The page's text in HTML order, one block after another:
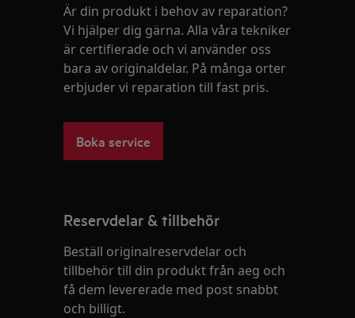
Är din produkt i behov av reparation?
Vi hjälper dig gärna. Alla våra tekniker
är certifierade och vi använder oss
bara av originaldelar. På många orter
erbjuder vi reparation till fast pris.
Boka service
Reservdelar & tillbehör
Beställ originalreservdelar och
tillbehör till din produkt från aeg och
få dem levererade med post snabbt
och billigt.